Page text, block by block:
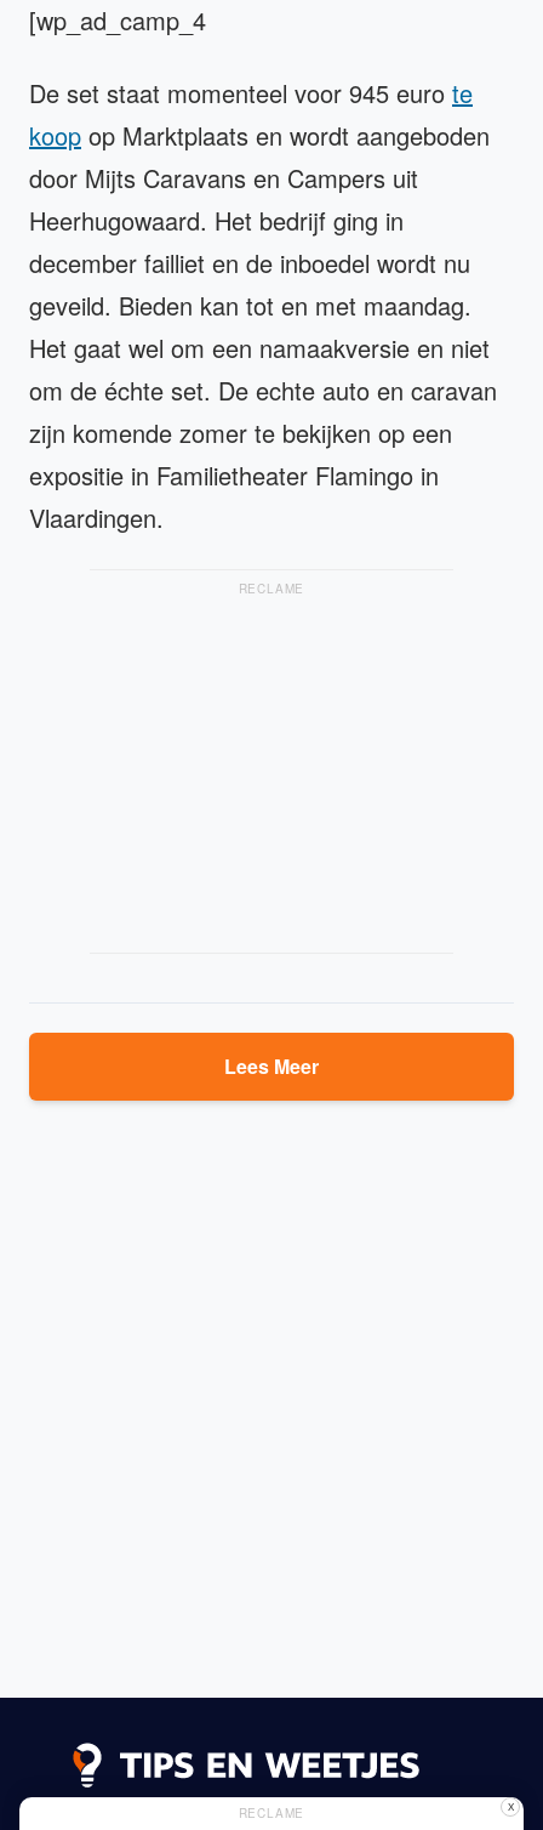
[wp_ad_camp_4
De set staat momenteel voor 945 euro te
koop op Marktplaats en wordt aangeboden
door Mijts Caravans en Campers uit
Heerhugowaard. Het bedrijf ging in
december failliet en de inboedel wordt nu
geveild. Bieden kan tot en met maandag.
Het gaat wel om een namaakversie en niet
om de échte set. De echte auto en caravan
zijn komende zomer te bekijken op een
expositie in Familietheater Flamingo in
Vlaardingen.
RECLAME
Lees Meer
RECLAME X